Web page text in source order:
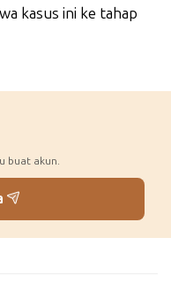
kasus ini ke tahap
buat akun.